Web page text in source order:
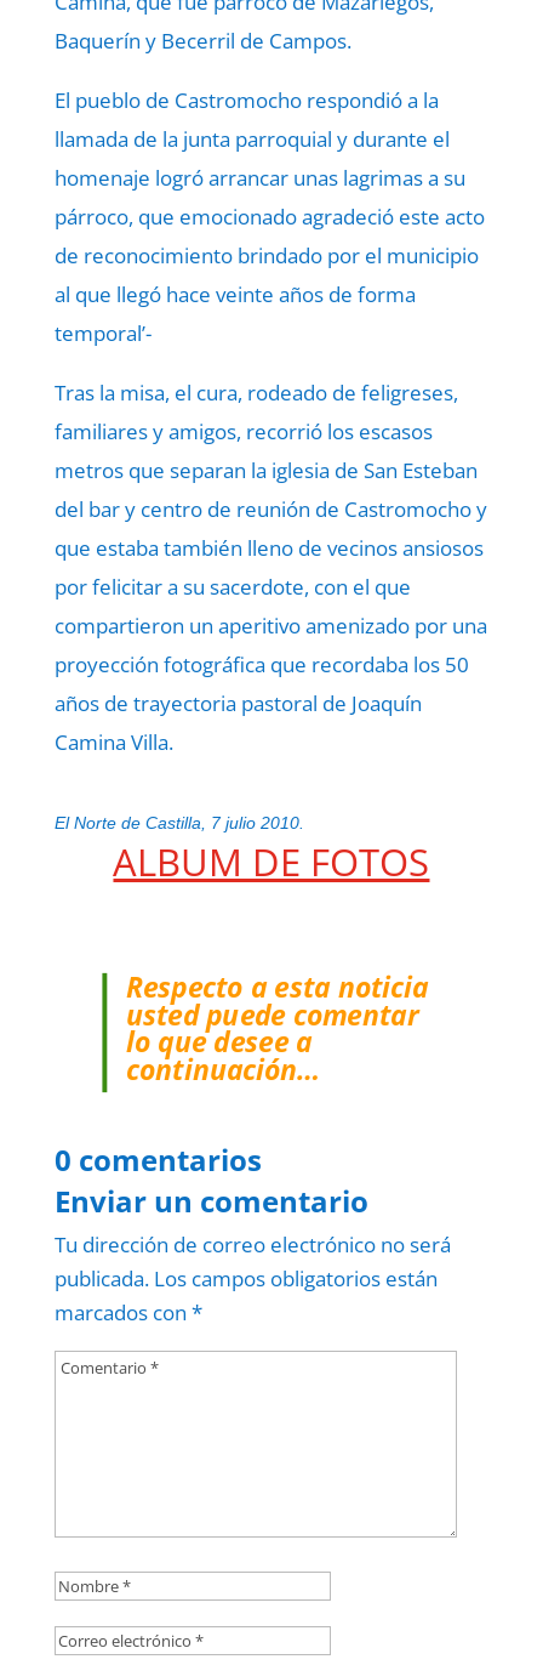
Baquerín y Becerril de Campos.
El pueblo de Castromocho respondió a la
llamada de la junta parroquial y durante el
homenaje logró arrancar unas lagrimas a su
párroco, que emocionado agradeció este acto
de reconocimiento brindado por el municipio
al que llegó hace veinte años de forma
temporal’-
Tras la misa, el cura, rodeado de feligreses,
familiares y amigos, recorrió los escasos
metros que separan la iglesia de San Esteban
del bar y centro de reunión de Castromocho y
que estaba también lleno de vecinos ansiosos
por felicitar a su sacerdote, con el que
compartieron un aperitivo amenizado por una
proyección fotográfica que recordaba los 50
años de trayectoria pastoral de Joaquín
Camina Villa.
El Norte de Castilla, 7 julio 2010.
ALBUM DE FOTOS
Respecto a esta noticia
usted puede comentar
lo que desee a
continuación…
0 comentarios
Enviar un comentario
Tu dirección de correo electrónico no será
publicada. Los campos obligatorios están
marcados con *